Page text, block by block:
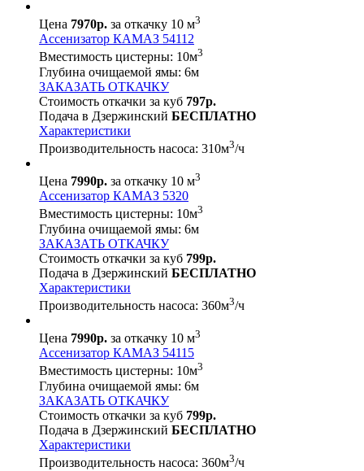
Цена 7970р. за откачку 10 м3
Ассенизатор КАМАЗ 54112
Вместимость цистерны: 10м3
Глубина очищаемой ямы: 6м
ЗАКАЗАТЬ ОТКАЧКУ
Стоимость откачки за куб 797р.
Подача в Дзержинский БЕСПЛАТНО
Характеристики
Производительность насоса: 310м3/ч
Цена 7990р. за откачку 10 м3
Ассенизатор КАМАЗ 5320
Вместимость цистерны: 10м3
Глубина очищаемой ямы: 6м
ЗАКАЗАТЬ ОТКАЧКУ
Стоимость откачки за куб 799р.
Подача в Дзержинский БЕСПЛАТНО
Характеристики
Производительность насоса: 360м3/ч
Цена 7990р. за откачку 10 м3
Ассенизатор КАМАЗ 54115
Вместимость цистерны: 10м3
Глубина очищаемой ямы: 6м
ЗАКАЗАТЬ ОТКАЧКУ
Стоимость откачки за куб 799р.
Подача в Дзержинский БЕСПЛАТНО
Характеристики
Производительность насоса: 360м3/ч